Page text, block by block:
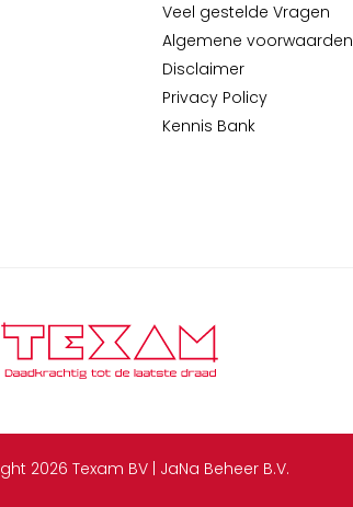
Veel gestelde Vragen
Algemene voorwaarden
Disclaimer
Privacy Policy
Kennis Bank
2026 Texam BV | JaNa Beheer B.V.